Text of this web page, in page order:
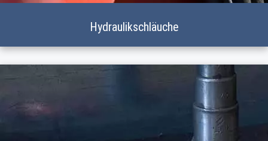
Hydraulik­schläuche